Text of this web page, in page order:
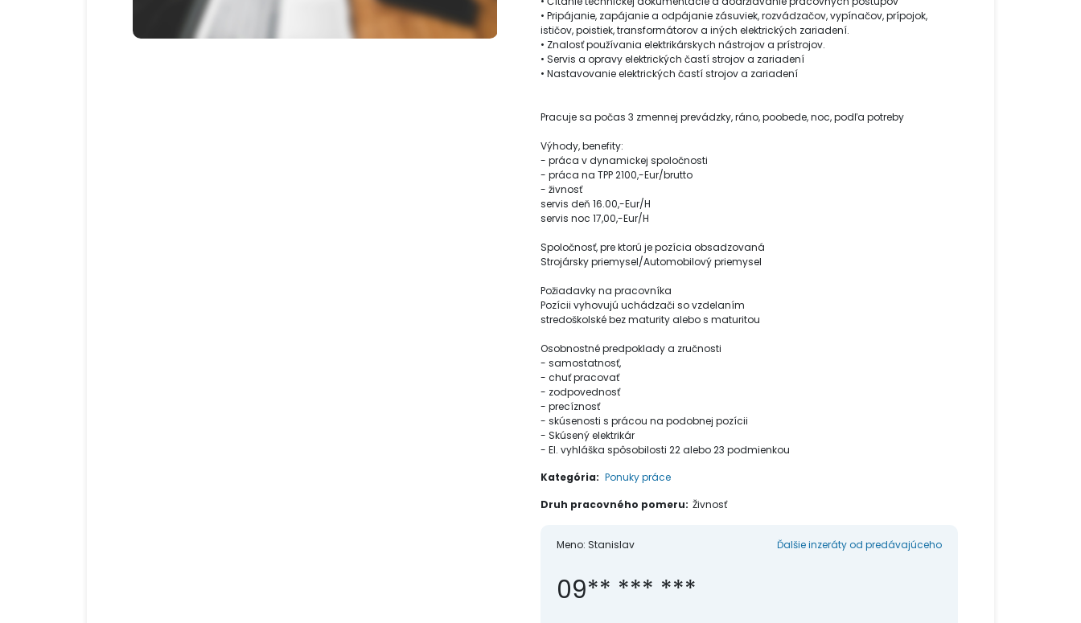
• Pripájanie, zapájanie a odpájanie zásuviek, rozvádzačov, vypínačov, prípojok,
ističov, poistiek, transformátorov a iných elektrických zariadení.
• Znalosť používania elektrikárskych nástrojov a prístrojov.
• Servis a opravy elektrických častí strojov a zariadení
• Nastavovanie elektrických častí strojov a zariadení
Pracuje sa počas 3 zmennej prevádzky, ráno, poobede, noc, podľa potreby
Výhody, benefity:
- práca v dynamickej spoločnosti
- práca na TPP 2100,-Eur/brutto
- živnosť
servis deň 16.00,-Eur/H
servis noc 17,00,-Eur/H
Spoločnosť, pre ktorú je pozícia obsadzovaná
Strojársky priemysel/Automobilový priemysel
Požiadavky na pracovníka
Pozícii vyhovujú uchádzači so vzdelaním
stredoškolské bez maturity alebo s maturitou
Osobnostné predpoklady a zručnosti
- samostatnosť,
- chuť pracovať
- zodpovednosť
- precíznosť
- skúsenosti s prácou na podobnej pozícii
- Skúsený elektrikár
- El. vyhláška spôsobilosti 22 alebo 23 podmienkou
Kategória: Ponuky práce
Druh pracovného pomeru: Živnosť
Meno: Stanislav Ďalšie inzeráty od predávajúceho
09** *** ***